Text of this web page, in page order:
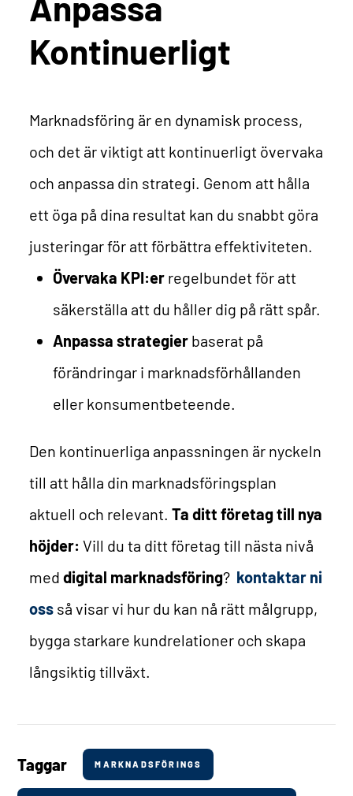
Kontinuerligt
Marknadsföring är en dynamisk process,
och det är viktigt att kontinuerligt övervaka
och anpassa din strategi. Genom att hålla
ett öga på dina resultat kan du snabbt göra
justeringar för att förbättra effektiviteten.
Övervaka KPI:er regelbundet för att
säkerställa att du håller dig på rätt spår.
Anpassa strategier baserat på
förändringar i marknadsförhållanden
eller konsumentbeteende.
Den kontinuerliga anpassningen är nyckeln
till att hålla din marknadsföringsplan
aktuell och relevant. Ta ditt företag till nya
höjder: Vill du ta ditt företag till nästa nivå
meddigital marknadsföring? kontaktar ni
oss så visar vi hur du kan nå rätt målgrupp,
bygga starkare kundrelationer och skapa
långsiktig tillväxt.
Taggar MARKNADSFÖRINGS